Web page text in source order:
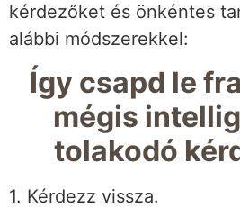
kérdezőket és önkéntes
alábbi módszerekkel:
Így csapd le
mégis
tolakodó
1. Kérdezz vissza.